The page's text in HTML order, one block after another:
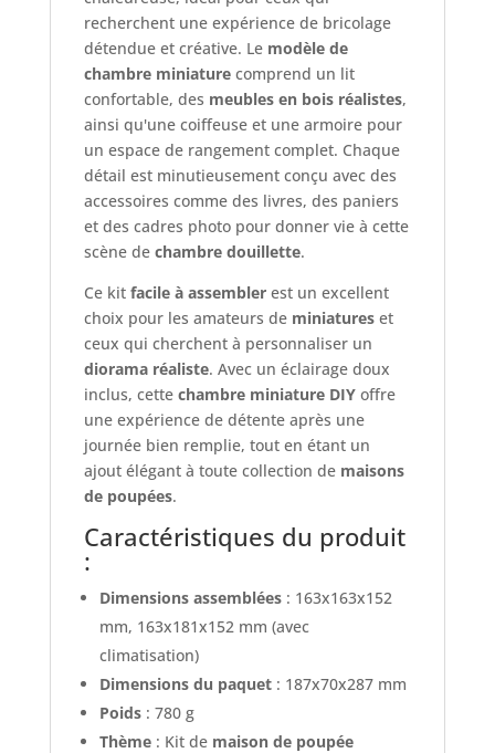
recherchent une expérience de bricolage
détendue et créative. Le modèle de
chambre miniaturecomprend un lit
confortable, des meubles en bois réalistes,
ainsi qu'une coiffeuse et une armoire pour
un espace de rangement complet. Chaque
détail est minutieusement conçu avec des
accessoires comme des livres, des paniers
et des cadres photo pour donner vie à cette
scène de chambre douillette.
Ce kit facile à assemblerest un excellent
choix pour les amateurs de miniatureset
ceux qui cherchent à personnaliser un
diorama réaliste. Avec un éclairage doux
inclus, cette chambre miniature DIYoffre
une expérience de détente après une
journée bien remplie, tout en étant un
ajout élégant à toute collection de maisons
de poupées.
Caractéristiques du produit
:
Dimensions assemblées: 163x163x152
mm, 163x181x152 mm (avec
climatisation)
Dimensions du paquet: 187x70x287 mm
Poids: 780 g
Thème: Kit de maison de poupée